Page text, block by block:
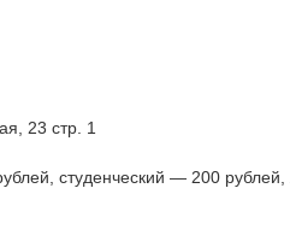
23 стр. 1
студенческий — 200